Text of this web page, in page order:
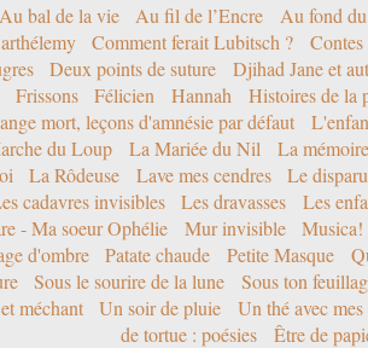
Au bal de la vie Au fil de l’Encre Au fond
Comment ferait Lubitsch ? Contes
Deux points de suture Djihad Jane et
Frissons Félicien Hannah Histoires de la
mort, leçons d'amnésie par défaut
du Loup La Mariée du Nil La
La Rôdeuse Lave mes cendres Le
cadavres invisibles Les dravasses Les
- Ma soeur Ophélie Mur invisible Musica!
d'ombre Patate chaude Petite Masque
Sous le sourire de la lune Sous ton
méchant Un soir de pluie Un thé avec
de tortue : poésies
Être de